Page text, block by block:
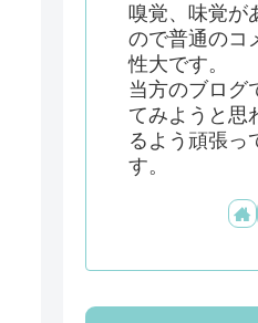
嗅覚、味覚が
ので普通のコ
性大です。
当方のブログ
てみようと思
るよう頑張っ
す。